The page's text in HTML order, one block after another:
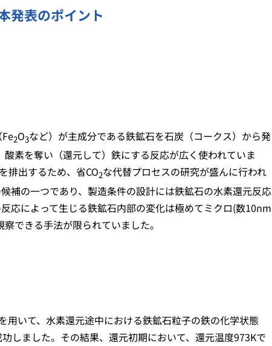
発表のポイント
2O3など）が主成分である鉄鉱石を石炭（コークス）から発
素を奪い（還元して）鉄にする反応が広く使われていま
排出するため、省CO2な代替プロセスの研究が盛んに行われ
補の一つであり、製造条件の設計には鉄鉱石の水素還元反応
応によって生じる鉄鉱石内部の変化は極めてミクロ(数10nm
できる手法が限られていました。
用いて、水素還元途中における鉄鉱石粒子の鉄の化学状態
しました。その結果、還元初期において、還元温度973Kで